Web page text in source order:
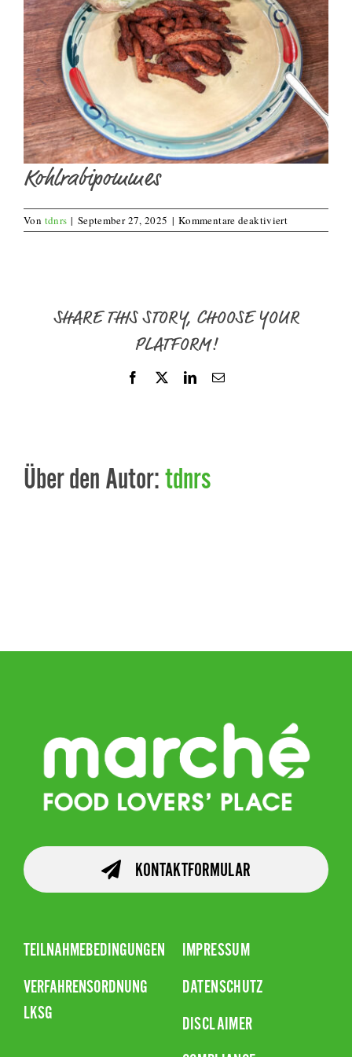
Kohlrabipommes
Von tdnrs | September 27, 2025 | Kommentare deaktiviertfür
SHARE THIS STORY, CHOOSE YOUR
PLATFORM!
Facebook LinkedIn
E-
Über den Autor: tdnrs
KONTAKTFORMULAR
TEILNAHMEBEDINGUNGEN
VERFAHRENSORDNUNG
LKSG
IMPRESSUM
DATENSCHUTZ
DISCLAIMER